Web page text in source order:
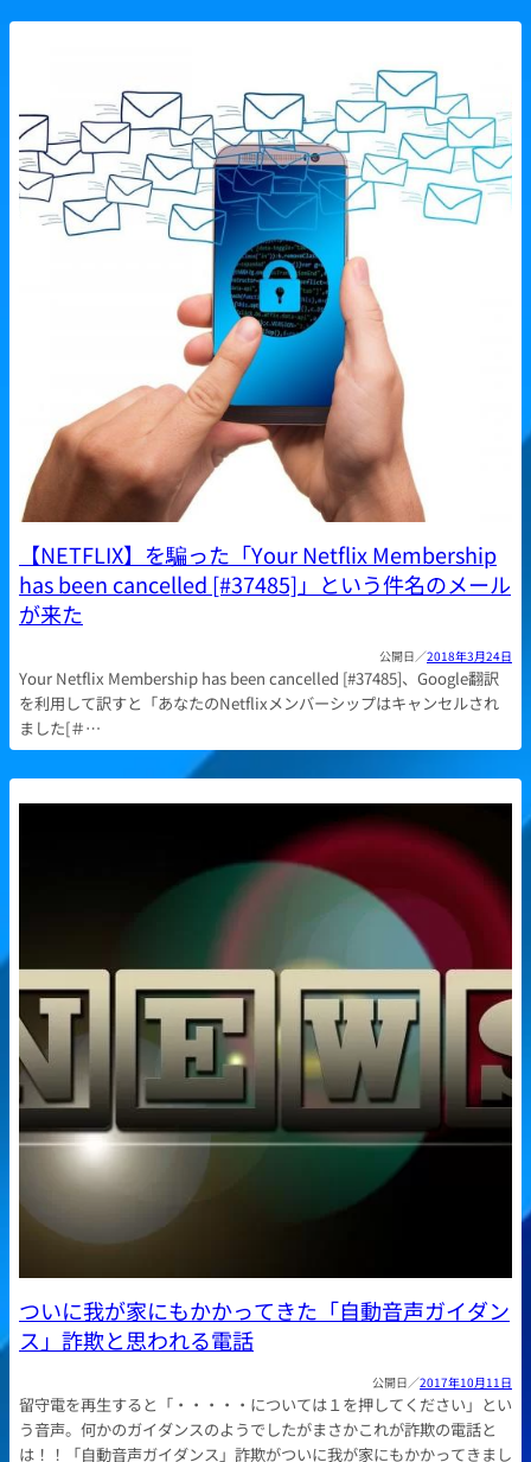
【NETFLIX】を騙った「Your Netflix Membership
has been cancelled [#37485]」という件名のメール
が来た
2018年3月24日
Your Netflix Membership has been cancelled [#37485]、Google翻訳
を利用して訳すと「あなたのNetflixメンバーシップはキャンセルされ
ました[＃…
ついに我が家にもかかってきた「自動音声ガイダン
ス」詐欺と思われる電話
2017年10月11日
留守電を再生すると「・・・・・については１を押してください」とい
う音声。何かのガイダンスのようでしたがまさかこれが詐欺の電話と
は！！「自動音声ガイダンス」詐欺がついに我が家にもかかってきまし